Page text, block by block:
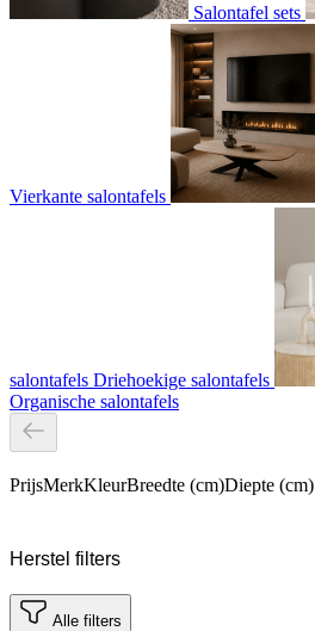
Salontafel sets
Vierkante salontafels
salontafels Driehoekige salontafels
Organische salontafels
PrijsMerkKleurBreedte (cm)Diepte (cm)
Herstel filters
Alle filters